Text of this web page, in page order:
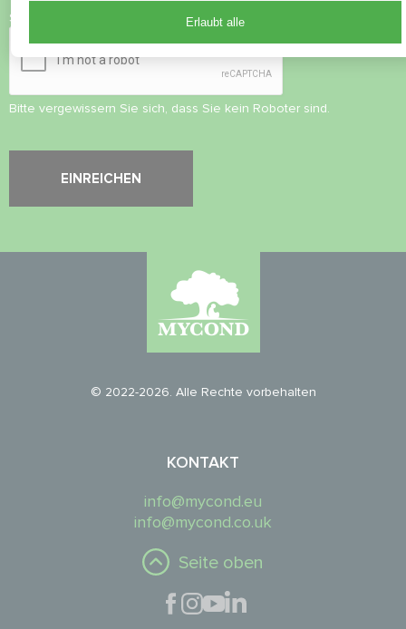
Sicherheitsüberprüfung
Bitte vergewissern Sie sich, dass Sie kein Roboter sind.
© 2022-2026. Alle Rechte vorbehalten
KONTAKT
info@mycond.eu
info@mycond.co.uk
Seite oben
Erlaubt alle